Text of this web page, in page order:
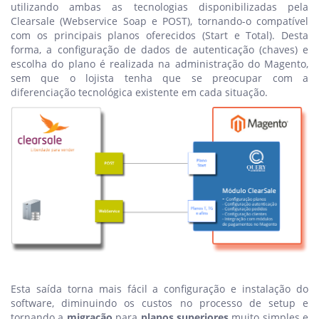
utilizando ambas as tecnologias disponibilizadas pela
Clearsale (Webservice Soap e POST), tornando-o compatível
com os principais planos oferecidos (Start e Total). Desta
forma, a configuração de dados de autenticação (chaves) e
escolha do plano é realizada na administração do Magento,
sem que o lojista tenha que se preocupar com a
diferenciação tecnológica existente em cada situação.
Esta saída torna mais fácil a configuração e instalação do
software, diminuindo os custos no processo de setup e